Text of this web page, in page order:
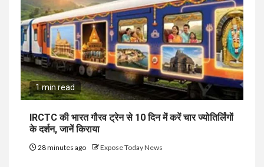
1 min read
IRCTC की भारत गौरव ट्रेन से 10 दिन में करें चार ज्योतिर्लिंगों
के दर्शन, जानें किराया
28 minutes ago Expose Today News